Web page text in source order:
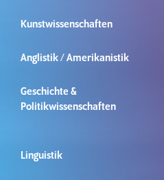
Kunstwissenschaften
Anglistik / Amerikanistik
Geschichte &
Politikwissenschaften
Linguistik